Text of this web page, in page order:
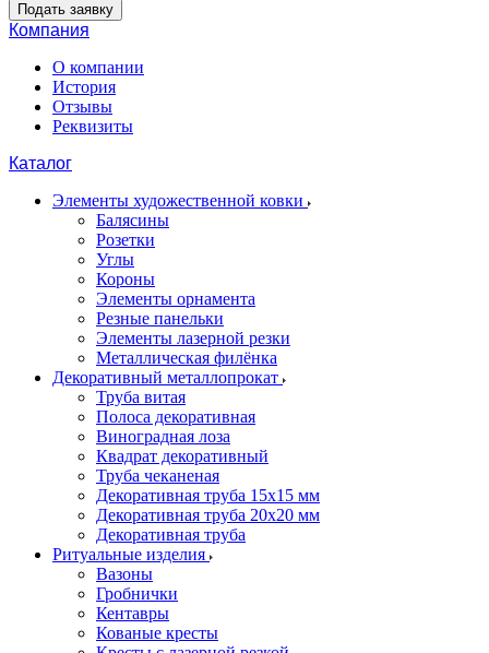
Подать заявку
Компания
О компании
История
Отзывы
Реквизиты
Каталог
Элементы художественной ковки
Балясины
Розетки
Углы
Короны
Элементы орнамента
Резные панельки
Элементы лазерной резки
Металлическая филёнка
Декоративный металлопрокат
Труба витая
Полоса декоративная
Виноградная лоза
Квадрат декоративный
Труба чеканеная
Декоративная труба 15х15 мм
Декоративная труба 20х20 мм
Декоративная труба
Ритуальные изделия
Вазоны
Гробнички
Кентавры
Кованые кресты